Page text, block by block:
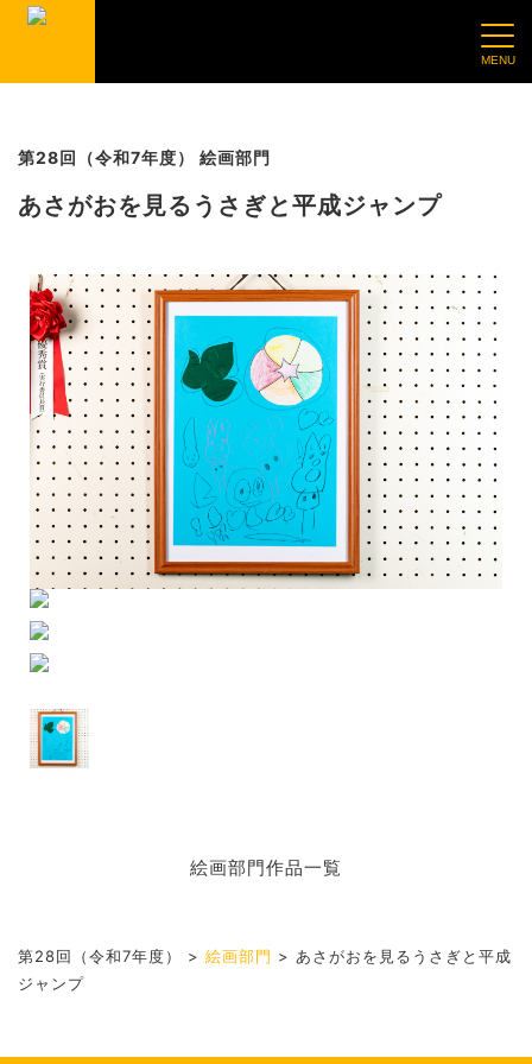
第28回（令和7年度） 絵画部門
あさがおを見るうさぎと平成ジャンプ
絵画部門作品一覧
第28回（令和7年度） > 絵画部門 > あさがおを見るうさぎと平成
ジャンプ